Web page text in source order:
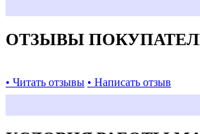
ОТЗЫВЫ
• Читать отзывы • Написать отзыв